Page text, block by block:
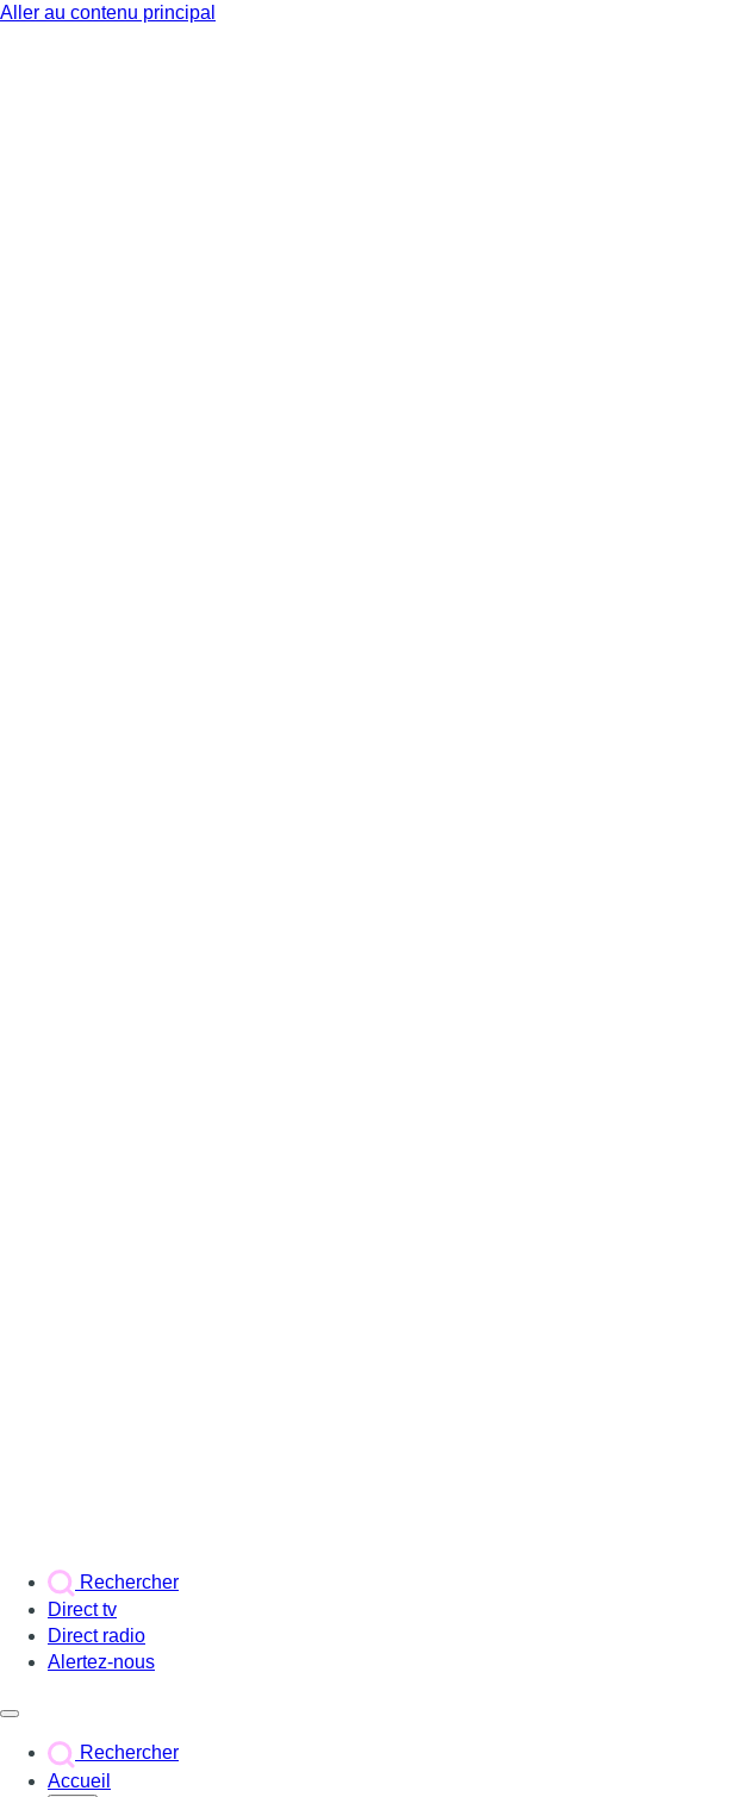
Aller au contenu principal
Rechercher
Direct tv
Direct radio
Alertez-nous
Rechercher
Accueil